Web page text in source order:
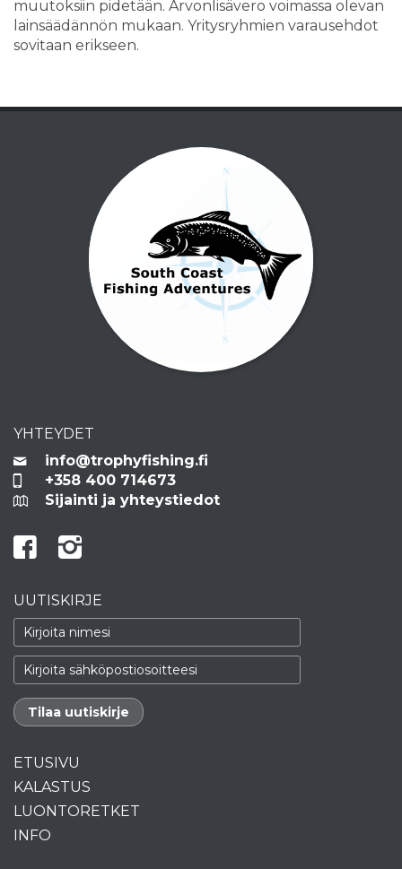
muutoksiin pidetään. Arvonlisävero voimassa olevan
lainsäädännön mukaan. Yritysryhmien varausehdot
sovitaan erikseen.
YHTEYDET
info@trophyfishing.fi
+358 400 714673
Sijainti ja yhteystiedot
UUTISKIRJE
ETUSIVU
KALASTUS
LUONTORETKET
INFO